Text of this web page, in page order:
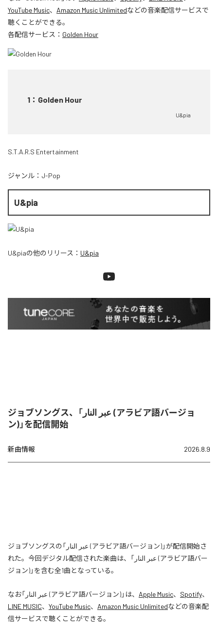
YouTube Music、 Amazon Music Unlimitedなどの音楽配信サービスで
聴くことができる。
各配信サービス： Golden Hour
1 ： Golden Hour
U&pia
S.T.A.R.S Entertainment
ジャンル： J-Pop
U&pia
U&piaの他のリリース： U&pia
ジョブソングス、「عبر النار (アラビア語バージョ
ン)」を配信開始
新曲情報 2026.8.9
ジョブソングスの「عبر النار (アラビア語バージョン)」が配信開始さ
れた。今回デジタル配信された楽曲は、「عبر النار (アラビア語バー
ジョン)」を含む全1曲となっている。
なお「 عبر النار (アラビア語バージョン)」は、 Apple Music、 Spotify、
LINE MUSIC、 YouTube Music、 Amazon Music Unlimitedなどの音楽配
信サービスで聴くことができる。